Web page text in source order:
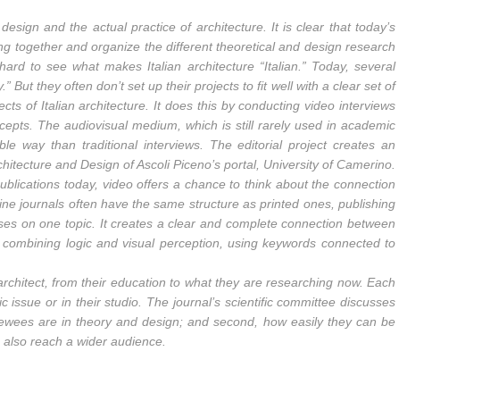
and the actual practice of architecture. It is clear that today’s
together and organize the different theoretical and design research
to see what makes Italian architecture “Italian.” Today, several
But they often don’t set up their projects to fit well with a clear set of
of Italian architecture. It does this by conducting video interviews
The audiovisual medium, which is still rarely used in academic
way than traditional interviews. The editorial project creates an
and Design of Ascoli Piceno’s portal, University of Camerino.
today, video offers a chance to think about the connection
journals often have the same structure as printed ones, publishing
on one topic. It creates a clear and complete connection between
logic and visual perception, using keywords connected to
from their education to what they are researching now. Each
or in their studio. The journal’s scientific committee discusses
are in theory and design; and second, how easily they can be
reach a wider audience.